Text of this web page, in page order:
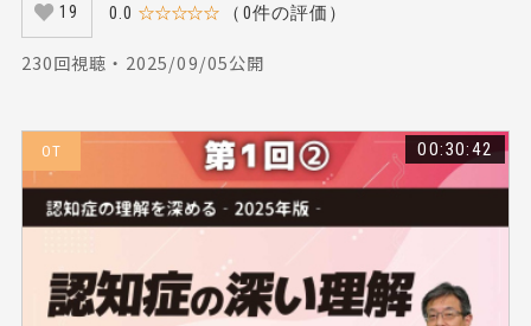
19 0.0 ☆☆☆☆☆ （0件の評価）
230回視聴 ・ 2025/09/05公開
OT 00:30:42